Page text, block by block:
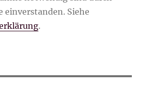
einverstanden. Siehe
.